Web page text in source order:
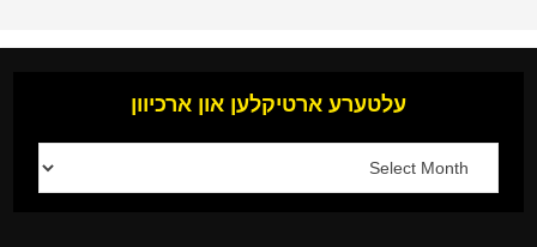
עלטערע ארטיקלען און ארכיוון